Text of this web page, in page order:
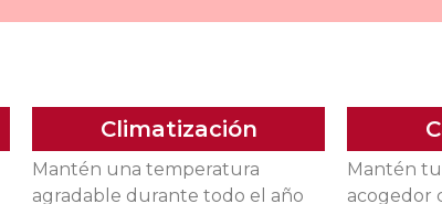
Climatización
Mantén una temperatura
agradable durante todo el año
Mantén
acogedor